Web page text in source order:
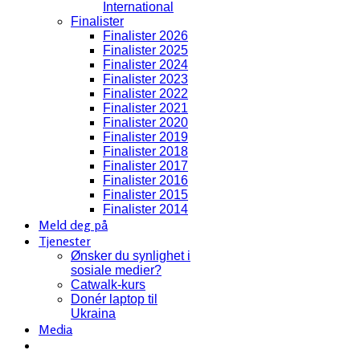
International
Finalister
Finalister 2026
Finalister 2025
Finalister 2024
Finalister 2023
Finalister 2022
Finalister 2021
Finalister 2020
Finalister 2019
Finalister 2018
Finalister 2017
Finalister 2016
Finalister 2015
Finalister 2014
Meld deg på
Tjenester
Ønsker du synlighet i
sosiale medier?
Catwalk-kurs
Donér laptop til
Ukraina
Media